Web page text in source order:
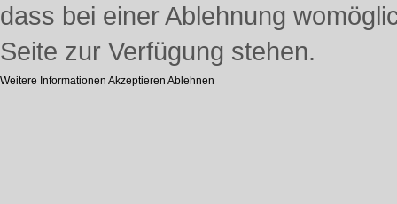
dass bei einer Ablehnung
Seite zur Verfügung stehen.
Weitere Informationen Akzeptieren Ablehnen